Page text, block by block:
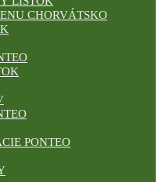
CHORVÁTSKO
PONTEO